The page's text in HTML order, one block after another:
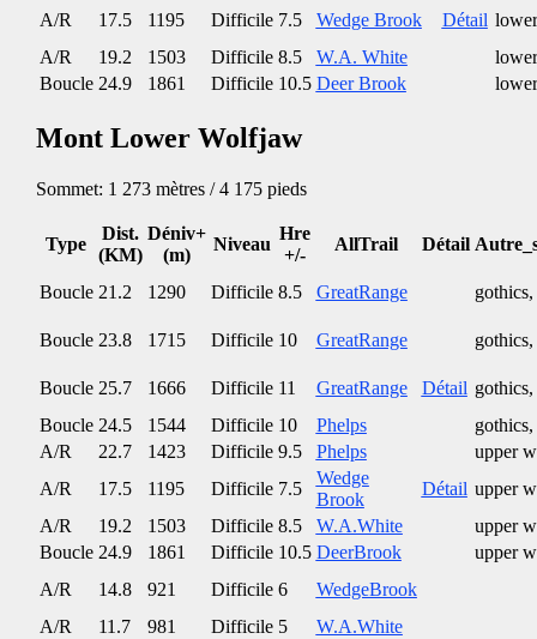
A/R
17.5 1195 Difficile 7.5 Wedge Brook Détail
A/R
19.2 1503 Difficile 8.5 W.A. White
Boucle 24.9 1861 Difficile 10.5 Deer Brook
Mont Lower Wolfjaw
Sommet: 1 273 mètres / 4 175 pieds
Type
Dist.
(KM)
Déniv+
(m)
Niveau
Hre
+/-
AllTrail Détail
Boucle 21.2 1290 Difficile 8.5 GreatRange
Boucle 23.8 1715 Difficile 10 GreatRange
Boucle 25.7 1666 Difficile 11 GreatRange Détail
Boucle 24.5 1544 Difficile 10 Phelps
A/R
22.7 1423 Difficile 9.5 Phelps
upper
A/R
17.5 1195 Difficile 7.5
Wedge
Brook
Détail upper
A/R
19.2 1503 Difficile 8.5 W.A.White
upper
Boucle 24.9 1861 Difficile 10.5 DeerBrook
upper
A/R
14.8 921 Difficile 6
WedgeBrook
A/R
11.7 981 Difficile 5 W.A.White